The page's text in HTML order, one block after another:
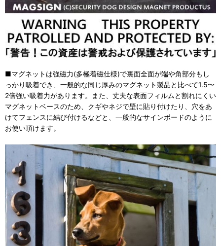
■マグネットは強磁力(多極着磁仕様)で裏面全面が端や角部分もし
っかり吸着でき、一般的な同じ厚みのマグネット製品と比べて1.5〜
2倍強い吸着力があります。また、丈夫な表面フィルムと割れにくい
マグネットベースのため、クギやネジで壁に貼り付けたり、穴をあ
けてフェンスに結び付けるなどと、一般的なサインボードのように
お使い頂けます。